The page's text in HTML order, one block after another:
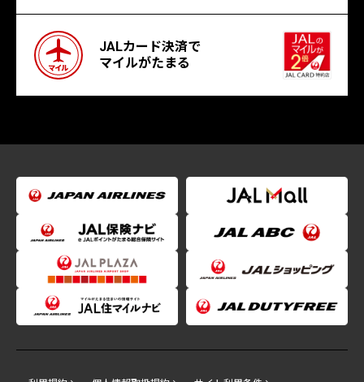
JALカード決済で
マイルがたまる